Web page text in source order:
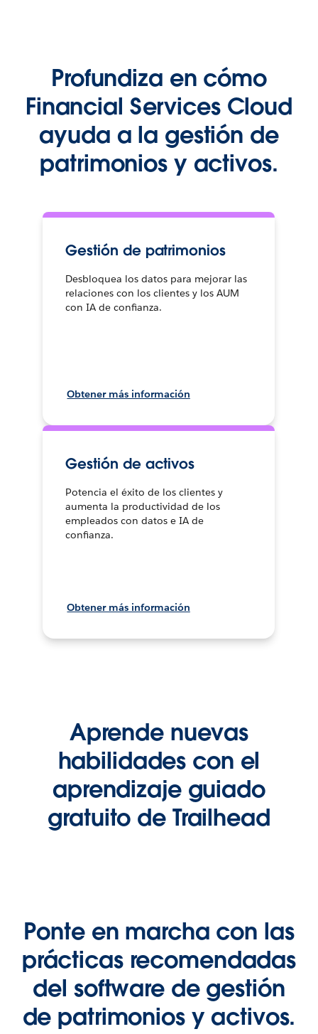
Profundiza en cómo
Financial Services Cloud
ayuda a la gestión de
patrimonios y activos.
Gestión de patrimonios
Desbloquea los datos para mejorar las
relaciones con los clientes y los AUM
con IA de confianza.
Obtener más información
Gestión de activos
Potencia el éxito de los clientes y
aumenta la productividad de los
empleados con datos e IA de
confianza.
Obtener más información
Aprende nuevas
habilidades con el
aprendizaje guiado
gratuito de Trailhead
Ponte en marcha con las
prácticas recomendadas
del software de gestión
de patrimonios y activos.